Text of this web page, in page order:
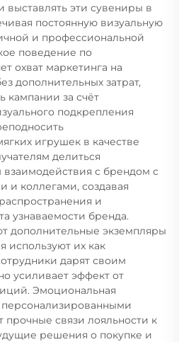
выставлять эти сувениры в
постоянную визуальную
и профессиональной
поведение по
охват маркетинга на
дополнительных затрат,
кампании за счёт
подкрепления
игрушек в качестве
делиться
с брендом с
и коллегами, создавая
и
узнаваемости бренда.
дополнительные экземпляры
используют их как
дарят своим
усиливает эффект от
Эмоциональная
персонализированными
связи лояльности к
решения о покупке и